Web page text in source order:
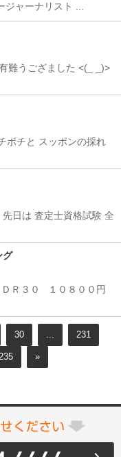
ャーナリスト ...
難うござました <(_ _)>
チと スッポンの採れ
日は 査定士資格試験 全
グ
ＤＲ３０ １０８００円
30 ... 231
»